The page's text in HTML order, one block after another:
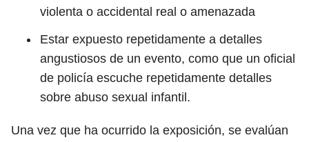
violenta o accidental real o amenazada
Estar expuesto repetidamente a detalles
angustiosos de un evento, como que un oficial
de policía escuche repetidamente detalles
sobre abuso sexual infantil.
Una vez que ha ocurrido la exposición, se evalúan